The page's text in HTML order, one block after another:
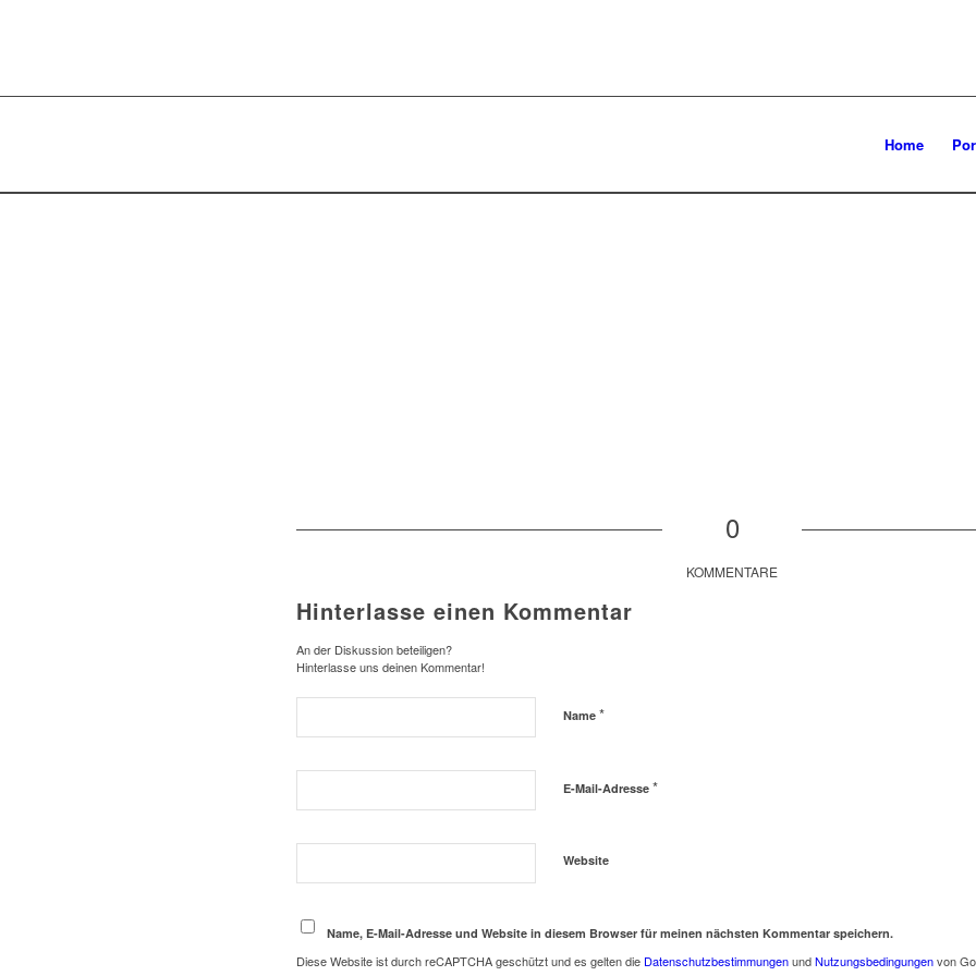
Home
0
KOMMENTARE
Hinterlasse einen Kommentar
An der Diskussion beteiligen?
Hinterlasse uns deinen Kommentar!
Name *
E-Mail-Adresse *
Website
Name, E-Mail-Adresse und Website in diesem Browser für meinen nächsten Kommentar speichern.
Diese Website ist durch reCAPTCHA geschützt und es gelten die DatenschutzbestimmungenundNutzungsbedingungenvon